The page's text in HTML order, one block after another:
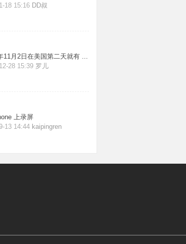
18 15:16 DD叔
11月2日在美国第二天就有 ...
28 15:39 罗儿
上录屏
13 14:44 kaipingren